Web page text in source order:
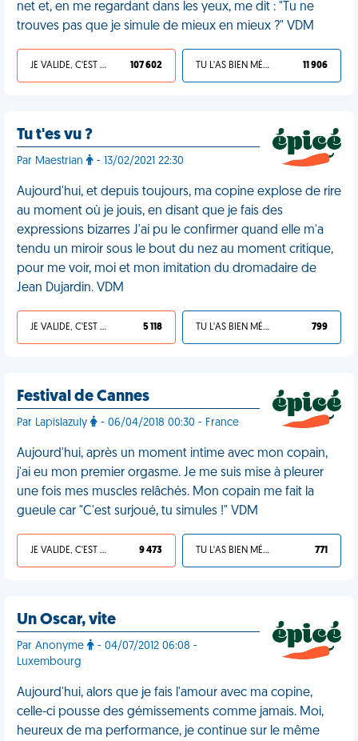
net et, en me regardant dans les yeux, me dit : "Tu ne
trouves pas que je simule de mieux en mieux ?" VDM
JE VALIDE, C'EST UNE VDM 107 602 TU L'AS BIEN MÉRITÉ 11 906
Tu t'es vu ?
Par Maestrian - 13/02/2021 22:30
Aujourd'hui, et depuis toujours, ma copine explose de rire
au moment où je jouis, en disant que je fais des
expressions bizarres J'ai pu le confirmer quand elle m'a
tendu un miroir sous le bout du nez au moment critique,
pour me voir, moi et mon imitation du dromadaire de
Jean Dujardin. VDM
JE VALIDE, C'EST UNE VDM 5 118 TU L'AS BIEN MÉRITÉ 799
Festival de Cannes
Par Lapislazuly - 06/04/2018 00:30 - France
Aujourd'hui, après un moment intime avec mon copain,
j'ai eu mon premier orgasme. Je me suis mise à pleurer
une fois mes muscles relâchés. Mon copain me fait la
gueule car "C'est surjoué, tu simules !" VDM
JE VALIDE, C'EST UNE VDM 9 473 TU L'AS BIEN MÉRITÉ 771
Un Oscar, vite
Par Anonyme
- 04/07/2012 06:08 -
Luxembourg
Aujourd'hui, alors que je fais l'amour avec ma copine,
celle-ci pousse des gémissements comme jamais. Moi,
heureux de ma performance, je continue sur le même